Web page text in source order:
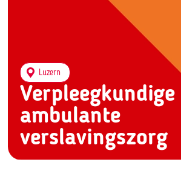
Verpleegkundige
ambulante
verslavingszorg
Luzern